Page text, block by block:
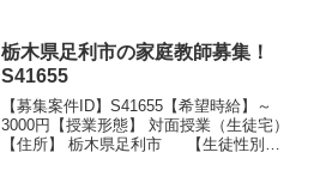
私立 学年：小学6年生
栃木県足利市の家庭教師募集！
S41655
【募集案件ID】S41655【希望時給】～
3000円【授業形態】 対面授業（生徒宅）
【住所】 栃木県足利市 【生徒性別】